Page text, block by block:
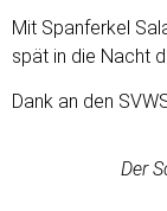
Mit Spanferkel
spät in die Nacht
Dank an den
Der